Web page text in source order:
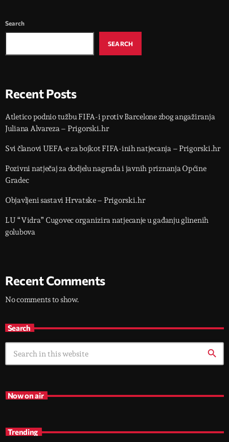
Search
SEARCH
Recent Posts
Atletico podnio tužbu FIFA-i protiv Barcelone zbog angažiranja
Juliana Alvareza – Prigorski.hr
Svi članovi UEFA-e za bojkot FIFA-inih natjecanja – Prigorski.hr
Pozivni natječaj za dodjelu nagrada i javnih priznanja Općine
Gradec
Objavljeni sastavi Hrvatske – Prigorski.hr
LU “Vidra” Cugovec organizira natjecanje u gađanju glinenih
golubova
Recent Comments
No comments to show.
Search
search
Now on air
Trending